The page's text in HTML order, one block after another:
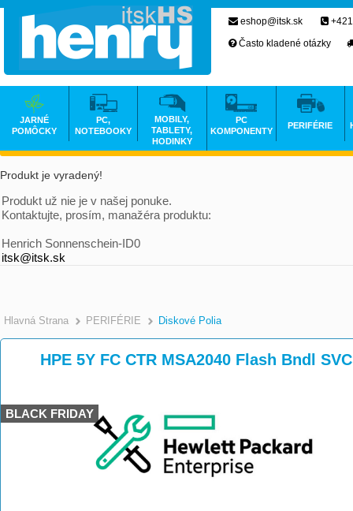
Produkt je vyradený!
Produkt už nie je v našej ponuke.
Kontaktujte, prosím, manažéra produktu:
Henrich Sonnenschein-ID0
itsk@itsk.sk
Hlavná Strana >
PERIFÉRIE >
Diskové Polia
HPE 5Y FC CTR MSA2040 Flash Bndl
BLACK FRIDAY
eshop@itsk.sk
Často kladené otázky
JARNÉ
POMÔCKY
PC,
NOTEBOOKY
MOBILY,
TABLETY,
HODINKY
PC
KOMPONENTY
PERIFÉRIE